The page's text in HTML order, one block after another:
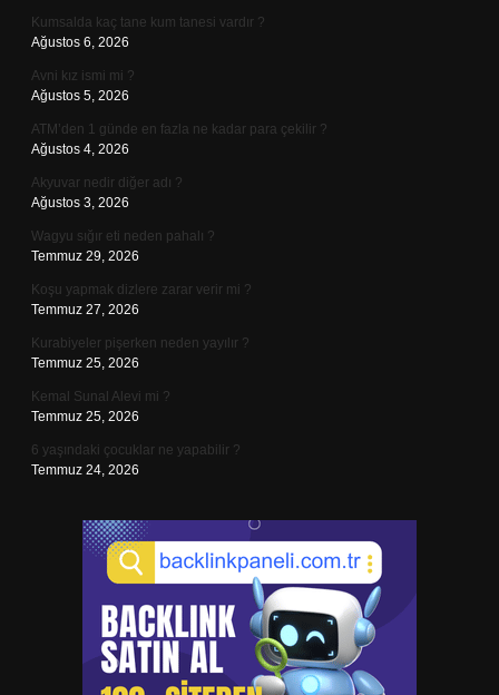
Kumsalda kaç tane kum tanesi vardır ?
Ağustos 6, 2026
Avni kız ismi mi ?
Ağustos 5, 2026
ATM’den 1 günde en fazla ne kadar para çekilir ?
Ağustos 4, 2026
Akyuvar nedir diğer adı ?
Ağustos 3, 2026
Wagyu sığır eti neden pahalı ?
Temmuz 29, 2026
Koşu yapmak dizlere zarar verir mi ?
Temmuz 27, 2026
Kurabiyeler pişerken neden yayılır ?
Temmuz 25, 2026
Kemal Sunal Alevi mi ?
Temmuz 25, 2026
6 yaşındaki çocuklar ne yapabilir ?
Temmuz 24, 2026